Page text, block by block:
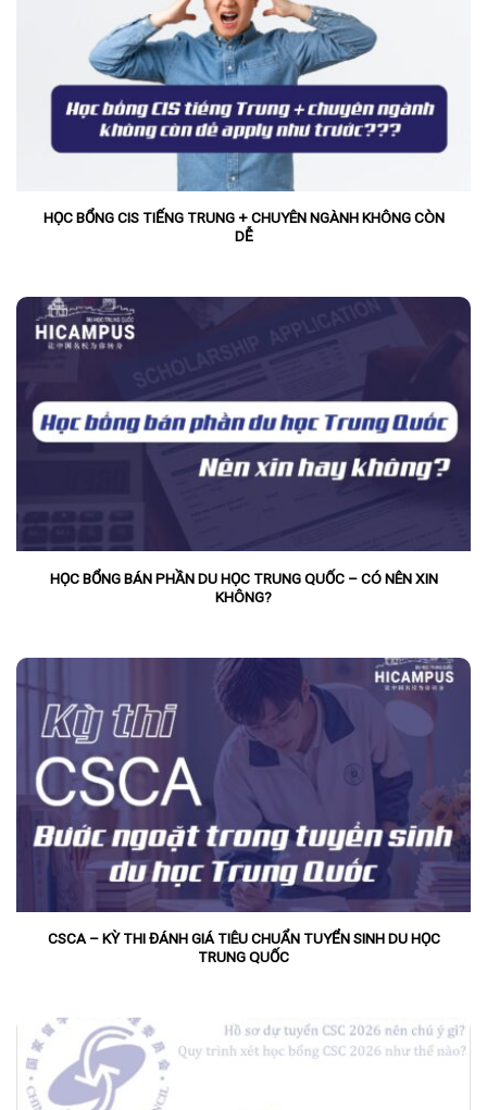
HỌC BỔNG CIS TIẾNG TRUNG + CHUYÊN NGÀNH KHÔNG CÒN
DỄ
HỌC BỔNG BÁN PHẦN DU HỌC TRUNG QUỐC – CÓ NÊN XIN
KHÔNG?
CSCA – KỲ THI ĐÁNH GIÁ TIÊU CHUẨN TUYỂN SINH DU HỌC
TRUNG QUỐC